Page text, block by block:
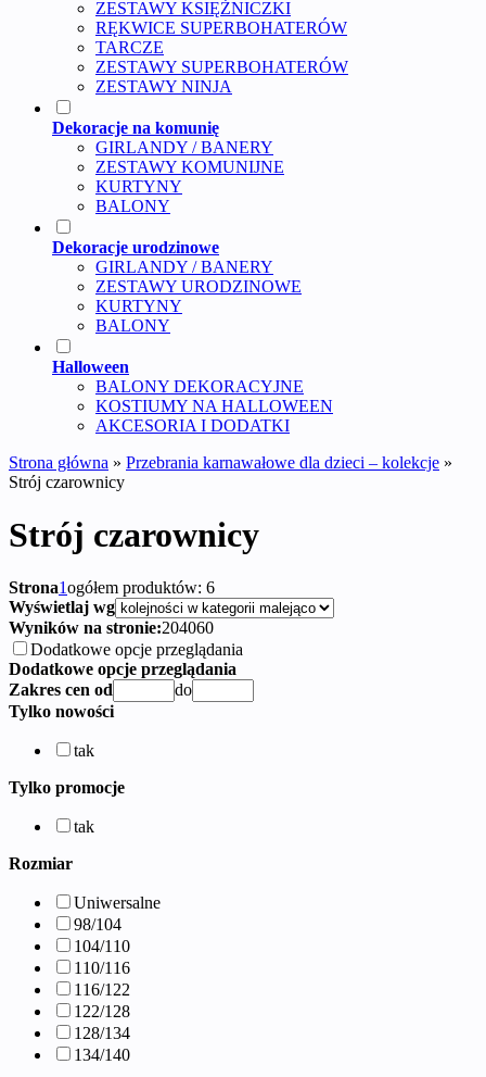
ZESTAWY KSIĘŻNICZKI
RĘKWICE SUPERBOHATERÓW
TARCZE
ZESTAWY SUPERBOHATERÓW
ZESTAWY NINJA
Dekoracje na komunię
GIRLANDY / BANERY
ZESTAWY KOMUNIJNE
KURTYNY
BALONY
Dekoracje urodzinowe
GIRLANDY / BANERY
ZESTAWY URODZINOWE
KURTYNY
BALONY
Halloween
BALONY DEKORACYJNE
KOSTIUMY NA HALLOWEEN
AKCESORIA I DODATKI
Strona główna » Przebrania karnawałowe dla dzieci – kolekcje »
Strój czarownicy
Strój czarownicy
Strona1ogółem produktów: 6
Wyświetlaj wg
Wyników na stronie:204060
Dodatkowe opcje przeglądania
Dodatkowe opcje przeglądania
Zakres cen od
do
Tylko nowości
tak
Tylko promocje
tak
Rozmiar
Uniwersalne
98/104
104/110
110/116
116/122
122/128
128/134
134/140